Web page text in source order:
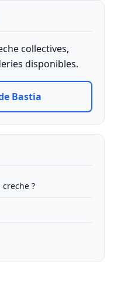
collectives,
disponibles.
Bastia
?